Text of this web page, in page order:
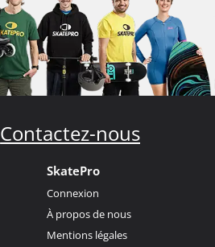
Contactez-nous
SkatePro
Connexion
À propos de nous
Mentions légales